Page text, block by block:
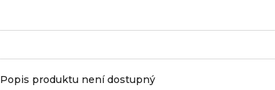
Popis produktu není dostupný